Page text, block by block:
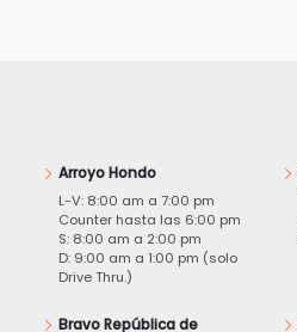
Arroyo Hondo
L-V: 8:00 am a 7:00 pm
Counter hasta las 6:00 pm
S: 8:00 am a 2:00 pm
D: 9:00 am a 1:00 pm (solo
Drive Thru.)
Bravo República de